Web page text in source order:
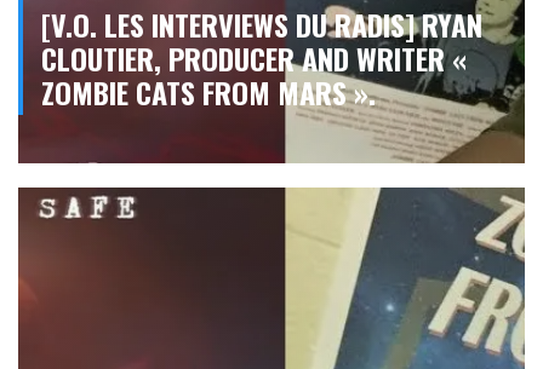
[V.O. LES INTERVIEWS DU RADIS] RYAN
CLOUTIER, PRODUCER AND WRITER «
ZOMBIE CATS FROM MARS ».